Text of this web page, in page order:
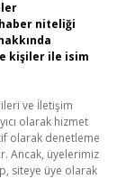
niteliği
kişiler ile isim
ve İletişim
olarak hizmet
olarak denetleme
Ancak, üyelerimiz
siteye üye olarak